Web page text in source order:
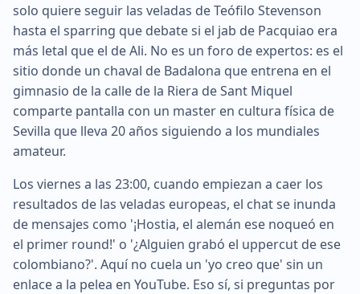
solo quiere seguir las veladas de Teófilo Stevenson
hasta el sparring que debate si el jab de Pacquiao era
más letal que el de Ali. No es un foro de expertos: es el
sitio donde un chaval de Badalona que entrena en el
gimnasio de la calle de la Riera de Sant Miquel
comparte pantalla con un master en cultura física de
Sevilla que lleva 20 años siguiendo a los mundiales
amateur.
Los viernes a las 23:00, cuando empiezan a caer los
resultados de las veladas europeas, el chat se inunda
de mensajes como '¡Hostia, el alemán ese noqueó en
el primer round!' o '¿Alguien grabó el uppercut de ese
colombiano?'. Aquí no cuela un 'yo creo que' sin un
enlace a la pelea en YouTube. Eso sí, si preguntas por